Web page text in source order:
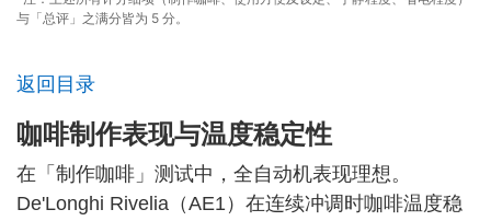
与「总评」之满分皆为 5 分。
返回目录
咖啡制作表现与温度稳定性
在「制作咖啡」测试中，全自动机表现理想。
De'Longhi Rivelia（AE1）在连续冲调时咖啡温度稳